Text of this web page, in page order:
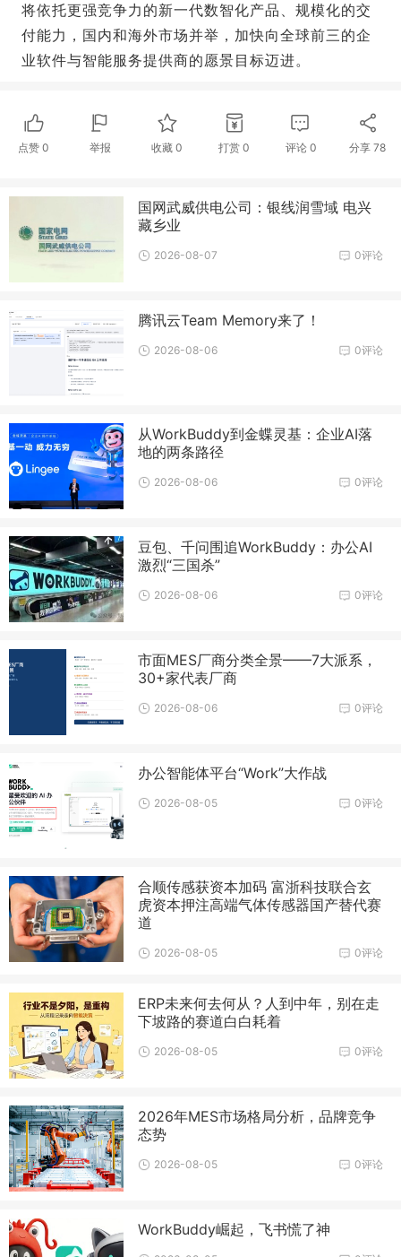
将依托更强竞争力的新一代数智化产品、规模化的交
付能力，国内和海外市场并举，加快向全球前三的企
业软件与智能服务提供商的愿景目标迈进。
点赞 0 举报 收藏0 打赏 0 评论 0 分享78
国网武威供电公司：银线润雪域 电兴
藏乡业
0评论
2026-08-07
腾讯云Team Memory来了！
0评论
2026-08-06
从WorkBuddy到金蝶灵基：企业AI落
地的两条路径
0评论
2026-08-06
豆包、千问围追WorkBuddy：办公AI
激烈“三国杀”
0评论
2026-08-06
市面MES厂商分类全景——7大派系，
30+家代表厂商
0评论
2026-08-06
办公智能体平台“Work”大作战
0评论
2026-08-05
合顺传感获资本加码 富浙科技联合玄
虎资本押注高端气体传感器国产替代赛
道
0评论
2026-08-05
ERP未来何去何从？人到中年，别在走
下坡路的赛道白白耗着
0评论
2026-08-05
2026年MES市场格局分析，品牌竞争
态势
0评论
2026-08-05
WorkBuddy崛起，飞书慌了神